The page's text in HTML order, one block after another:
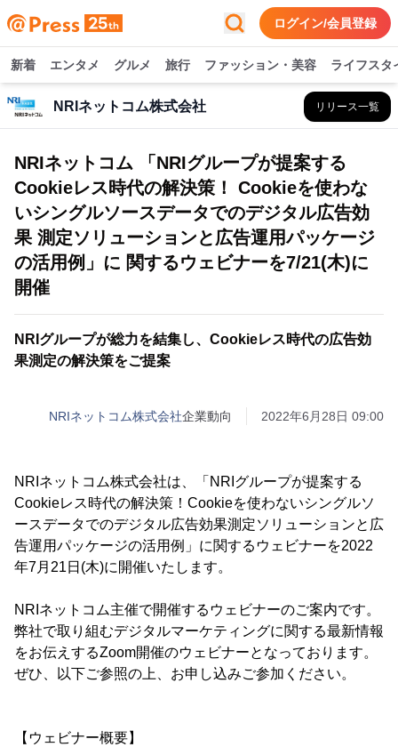
ログイン/会員登録
新着 エンタメ グルメ 旅行 ファッション・美容 ライフスタ
NRIネットコム株式会社 リリース一覧
NRIネットコム 「NRIグループが提案する
Cookieレス時代の解決策！ Cookieを使わな
いシングルソースデータでのデジタル広告効
果 測定ソリューションと広告運用パッケージ
の活用例」に 関するウェビナーを7/21(木)に
開催
NRIグループが総力を結集し、Cookieレス時代の広告効
果測定の解決策をご提案
NRIネットコム株式会社企業動向 2022年6月28日 09:00
NRIネットコム株式会社は、「NRIグループが提案する
Cookieレス時代の解決策！Cookieを使わないシングルソ
ースデータでのデジタル広告効果測定ソリューションと広
告運用パッケージの活用例」に関するウェビナーを2022
年7月21日(木)に開催いたします。
NRIネットコム主催で開催するウェビナーのご案内です。
弊社で取り組むデジタルマーケティングに関する最新情報
をお伝えするZoom開催のウェビナーとなっております。
ぜひ、以下ご参照の上、お申し込みご参加ください。
【ウェビナー概要】